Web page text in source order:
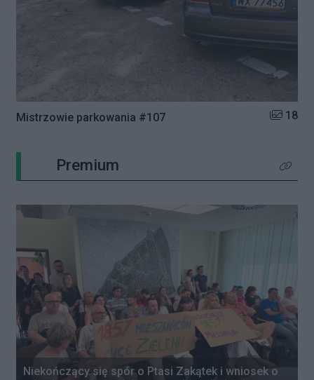
Mistrzowie parkowania #107 Liczba
18
Premium Kliknij
Niekończący się spór o Ptasi Zakątek i wniosek o